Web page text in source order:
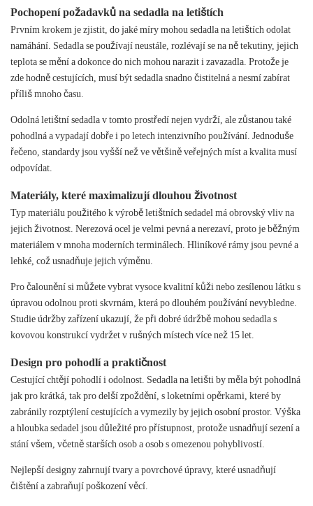
Pochopení požadavků na sedadla na letištích
Prvním krokem je zjistit, do jaké míry mohou sedadla na letištích odolat
namáhání. Sedadla se používají neustále, rozlévají se na ně tekutiny, jejich
teplota se mění a dokonce do nich mohou narazit i zavazadla. Protože je
zde hodně cestujících, musí být sedadla snadno čistitelná a nesmí zabírat
příliš mnoho času.
Odolná letištní sedadla v tomto prostředí nejen vydrží, ale zůstanou také
pohodlná a vypadají dobře i po letech intenzivního používání. Jednoduše
řečeno, standardy jsou vyšší než ve většině veřejných míst a kvalita musí
odpovídat.
Materiály, které maximalizují dlouhou životnost
Typ materiálu použitého k výrobě letištních sedadel má obrovský vliv na
jejich životnost. Nerezová ocel je velmi pevná a nerezaví, proto je běžným
materiálem v mnoha moderních terminálech. Hliníkové rámy jsou pevné a
lehké, což usnadňuje jejich výměnu.
Pro čalounění si můžete vybrat vysoce kvalitní kůži nebo zesílenou látku s
úpravou odolnou proti skvrnám, která po dlouhém používání nevybledne.
Studie údržby zařízení ukazují, že při dobré údržbě mohou sedadla s
kovovou konstrukcí vydržet v rušných místech více než 15 let.
Design pro pohodlí a praktičnost
Cestující chtějí pohodlí i odolnost. Sedadla na letišti by měla být pohodlná
jak pro krátká, tak pro delší zpoždění, s loketními opěrkami, které by
zabránily rozptýlení cestujících a vymezily by jejich osobní prostor. Výška
a hloubka sedadel jsou důležité pro přístupnost, protože usnadňují sezení a
stání všem, včetně starších osob a osob s omezenou pohyblivostí.
Nejlepší designy zahrnují tvary a povrchové úpravy, které usnadňují
čištění a zabraňují poškození věcí.